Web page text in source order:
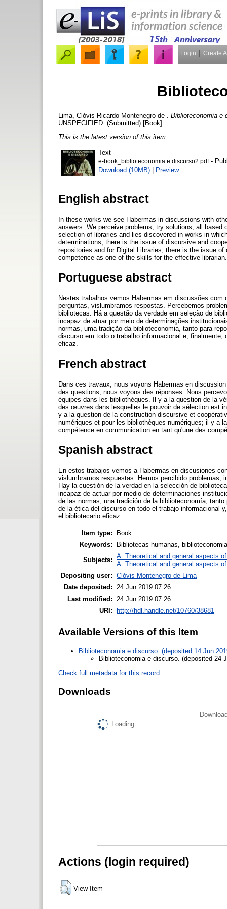
Login Create
Lima, Clóvis Ricardo Montenegro de
Biblioteconomia e
UNSPECIFIED. (Submitted) [Book]
This is the latest version of this item.
Text
e-book_biblioteconomia e discurso2.pdf-
Download (10MB)
Preview
English abstract
In these works we see Habermas in discussions with
answers. We perceive problems, try solutions; all
selection of libraries and lies discovered in works in
determinations; there is the issue of discursive and
repositories and for Digital Libraries; there is the issue
competence as one of the skills for the effective librarian.
Portuguese abstract
Nestes trabalhos vemos Habermas em discussões
perguntas, vislumbramos respostas. Percebemos
bibliotecas. Há a questão da verdade em seleção de
incapaz de atuar por meio de determinações
normas, uma tradição da biblioteconomia, tanto para
discurso em todo o trabalho informacional e,
eficaz.
French abstract
Dans ces travaux, nous voyons Habermas en
des questions, nous voyons des réponses. Nous
équipes dans les bibliothèques. Il y a la question de la
des œuvres dans lesquelles le pouvoir de sélection est
y a la question de la construction discursive et
numériques et pour les bibliothèques numériques; il y a
compétence en communication en tant qu'une des
Spanish abstract
En estos trabajos vemos a Habermas en discusiones
vislumbramos respuestas. Hemos percibido problemas,
Hay la cuestión de la verdad en la selección de
incapaz de actuar por medio de determinaciones
de las normas, una tradición de la biblioteconomía,
de la ética del discurso en todo el trabajo informacional
el bibliotecario eficaz.
Item type:
Book
Keywords:
Bibliotecas humanas,
Subjects: A. Theoretical and general aspects
A. Theoretical and general aspects
Depositing user: Clóvis Montenegro de Lima
Date deposited: 24 Jun 2019 07:26
Last modified: 24 Jun 2019 07:26
URI:
http://hdl.handle.net/10760/38681
Available Versions of this Item
Biblioteconomia e discurso. (deposited 14 Jun
Biblioteconomia e discurso. (deposited 24
Check full metadata for this record
Downloads
Loading...
Actions (login required)
View Item